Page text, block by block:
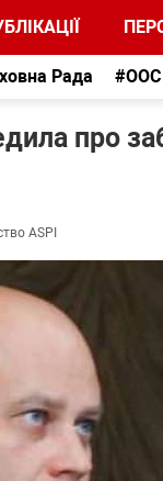
Рада #ООС
про
ASPI